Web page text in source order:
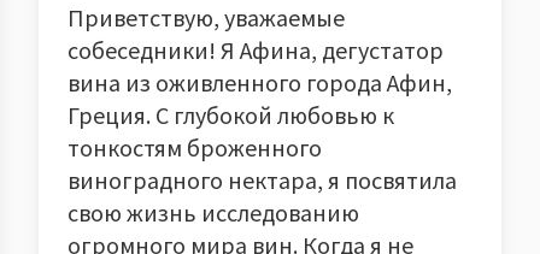
Приветствую, уважаемые
собеседники! Я Афина, дегустатор
вина из оживленного города Афин,
Греция. С глубокой любовью к
тонкостям броженного
виноградного нектара, я посвятила
свою жизнь исследованию
огромного мира вин. Когда я не